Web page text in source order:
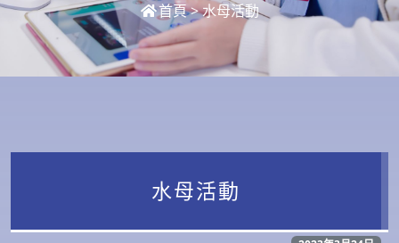
首頁>水母活動
水母活動